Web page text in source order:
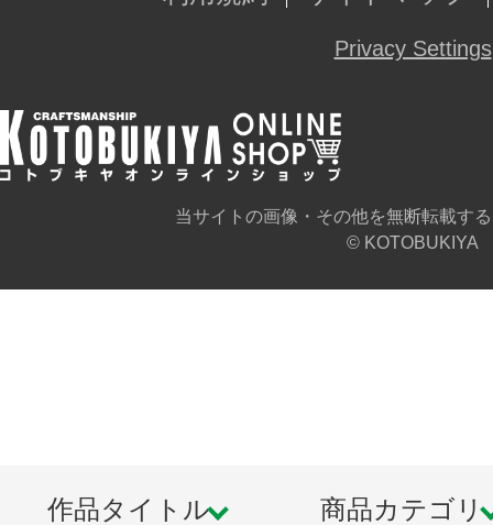
Privacy Settings
当サイトの画像・その他を無断転載す
© KOTOBUKIYA
作品タイトル 商品カテゴリ